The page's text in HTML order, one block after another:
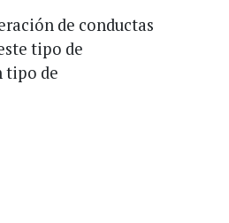
de conductas
tipo de
tipo de